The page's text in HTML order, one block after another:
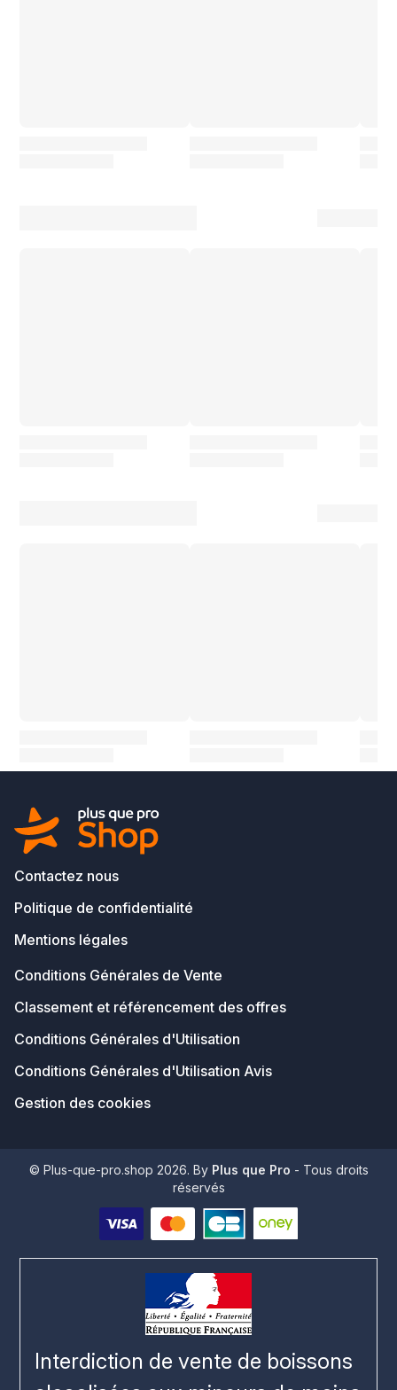
Contactez nous
Politique de confidentialité
Mentions légales
Conditions Générales de Vente
Classement et référencement des offres
Conditions Générales d'Utilisation
Conditions Générales d'Utilisation Avis
Gestion des cookies
© Plus-que-pro.shop 2026. By Plus que Pro - Tous droits
réservés
Interdiction de vente de boissons